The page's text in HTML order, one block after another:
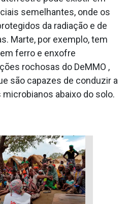
semelhantes, onde os
da radiação e de
Marte, por exemplo, tem
ferro e enxofre
rochosas do DeMMO ,
são capazes de conduzir a
abaixo do solo.